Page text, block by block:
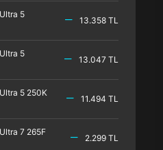
5
13.358 TL
5
13.047 TL
5 250K
11.494 TL
7 265F
2.299 TL